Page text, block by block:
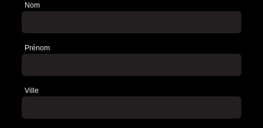
Newsletter
Nom
Prénom
Ville